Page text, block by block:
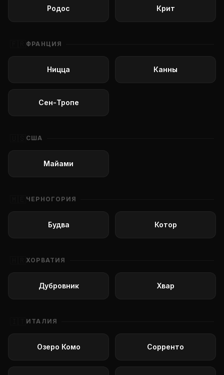
Родос Крит
ФРАНЦИЯ
Ницца Канны
Сен-Тропе
США
Майами
ЧЕРНОГОРИЯ
Будва Котор
ХОРВАТИЯ
Дубровник Хвар
ИТАЛИЯ
Озеро Комо Сорренто